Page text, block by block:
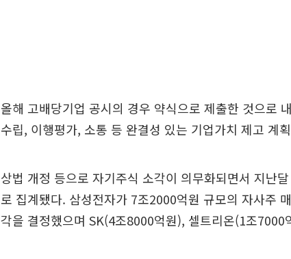
올해 고배당기업 공시의 경우 약식으로 제출한 것으로
수립, 이행평가, 소통 등 완결성 있는 기업가치 제고 계
상법 개정 등으로 자기주식 소각이 의무화되면서 지난
로 집계됐다. 삼성전자가 7조2000억원 규모의 자사주
각을 결정했으며 SK(4조8000억원), 셀트리온(1조7000